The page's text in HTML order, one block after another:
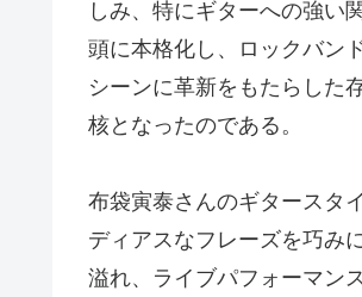
しみ、特にギターへの強い
頭に本格化し、ロックバン
シーンに革新をもたらした
核となったのである。
布袋寅泰さんのギタースタ
ディアスなフレーズを巧み
溢れ、ライブパフォーマン